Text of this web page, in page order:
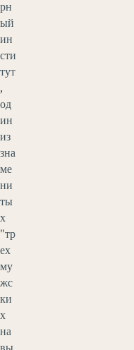
рн
ый
ин
сти
тут
,
од
ин
из
зна
ме
ни
ты
х
"тр
ех
му
жс
ки
х
на